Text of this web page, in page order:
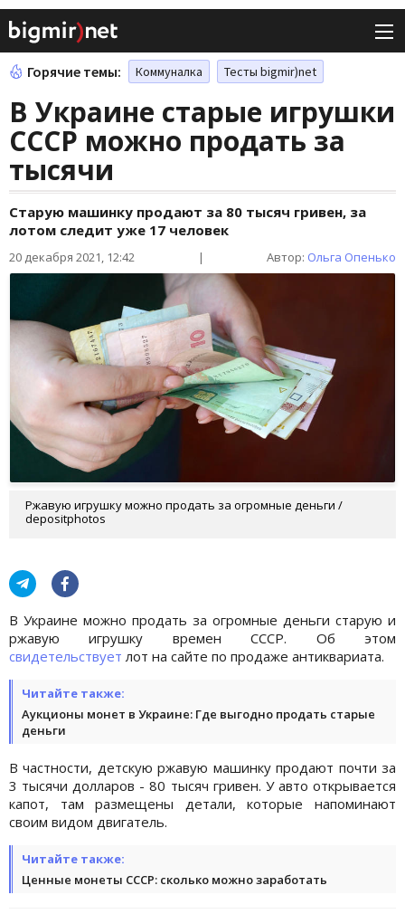
Горячие темы: Коммуналка Тесты bigmir)net
В Украине старые игрушки
СССР можно продать за
тысячи
Старую машинку продают за 80 тысяч гривен, за
лотом следит уже 17 человек
20 декабря 2021, 12:42 | Автор: Ольга Опенько
Ржавую игрушку можно продать за огромные деньги /
depositphotos
В Украине можно продать за огромные деньги старую и
ржавую игрушку времен СССР. Об этом
свидетельствует лот на сайте по продаже антиквариата.
Читайте также:
Аукционы монет в Украине: Где выгодно продать старые
деньги
В частности, детскую ржавую машинку продают почти за
3 тысячи долларов - 80 тысяч гривен. У авто открывается
капот, там размещены детали, которые напоминают
своим видом двигатель.
Читайте также:
Ценные монеты СССР: сколько можно заработать